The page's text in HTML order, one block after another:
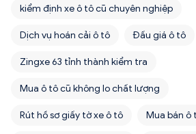
kiểm định xe ô tô cũ chuyên nghiệp
Dịch vụ hoán cải ô tô Đấu giá ô tô
Zingxe 63 tỉnh thành kiểm tra
Mua ô tô cũ không lo chất lượng
Rút hồ sơ giấy tờ xe ô tô Mua bán ô